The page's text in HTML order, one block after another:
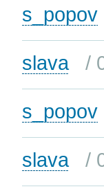
s_popov
slava /
s_popov
slava /